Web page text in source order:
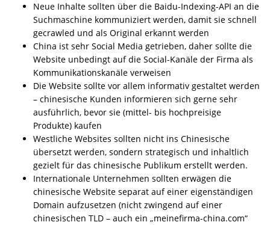
Neue Inhalte sollten über die Baidu-Indexing-API an die
Suchmaschine kommuniziert werden, damit sie schnell
gecrawled und als Original erkannt werden
China ist sehr Social Media getrieben, daher sollte die
Website unbedingt auf die Social-Kanäle der Firma als
Kommunikationskanäle verweisen
Die Website sollte vor allem informativ gestaltet werden
– chinesische Kunden informieren sich gerne sehr
ausführlich, bevor sie (mittel- bis hochpreisige
Produkte) kaufen
Westliche Websites sollten nicht ins Chinesische
übersetzt werden, sondern strategisch und inhaltlich
gezielt für das chinesische Publikum erstellt werden.
Internationale Unternehmen sollten erwägen die
chinesische Website separat auf einer eigenständigen
Domain aufzusetzen (nicht zwingend auf einer
chinesischen TLD – auch ein „meinefirma-china.com“